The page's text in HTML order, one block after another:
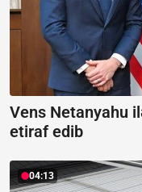
Vens Netanyahu
etiraf edib
04:13